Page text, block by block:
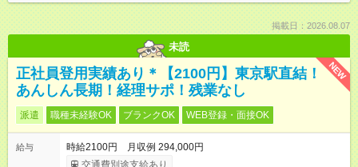
掲載日：2026.08.07
未読
NEW
正社員登用実績あり＊【2100円】東京駅直結！
あんしん長期！経理サポ！残業なし
派遣 職種未経験OK ブランクOK WEB登録・面接OK
給与
時給2100円 月収例 294,000円
交通費別途支給あり